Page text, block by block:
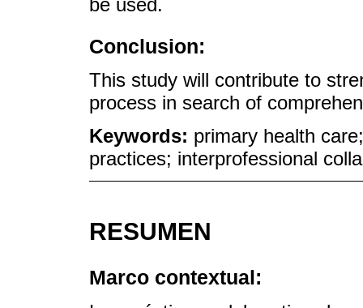
Conclusion:
This study will contribute to
process in search of
Keywords: primary health
practices; interprofessional
RESUMEN
Marco contextual: